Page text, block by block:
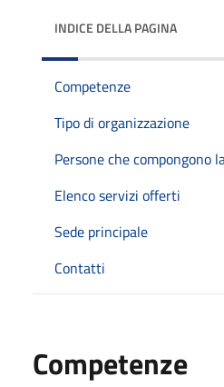
INDICE DELLA PAGINA
Competenze
Tipo di organizzazione
Persone che compongono
Elenco servizi offerti
Sede principale
Contatti
Competenze